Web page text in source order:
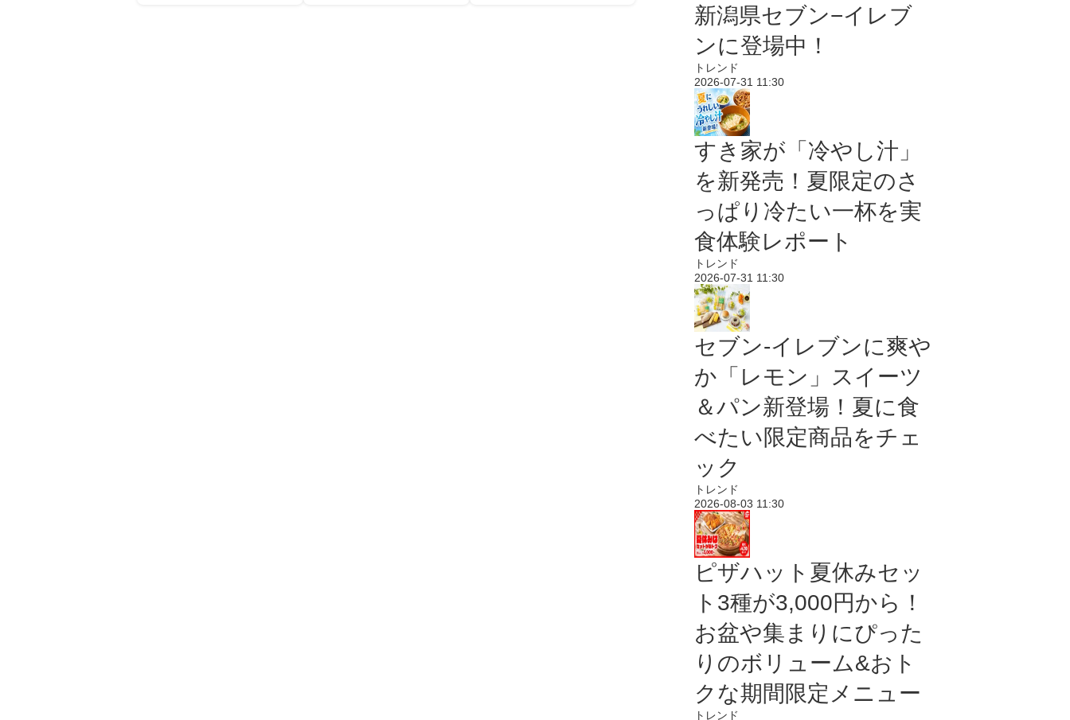
新潟県セブン−イレブ
ンに登場中！
トレンド
2026-07-31 11:30
すき家が「冷やし汁」
を新発売！夏限定のさ
っぱり冷たい一杯を実
食体験レポート
トレンド
2026-07-31 11:30
セブン‐イレブンに爽や
か「レモン」スイーツ
＆パン新登場！夏に食
べたい限定商品をチェ
ック
トレンド
2026-08-03 11:30
ピザハット夏休みセッ
ト3種が3,000円から！
お盆や集まりにぴった
りのボリューム&おト
クな期間限定メニュー
トレンド